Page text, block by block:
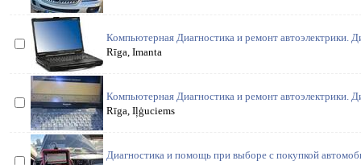
Компьютерная Диагностика и ремонт автоэлектрики.
Rīga, Imanta
Компьютерная Диагностика и ремонт автоэлектрики.
Rīga, Iļģuciems
Диагностика и помощь при выборе с покупкой